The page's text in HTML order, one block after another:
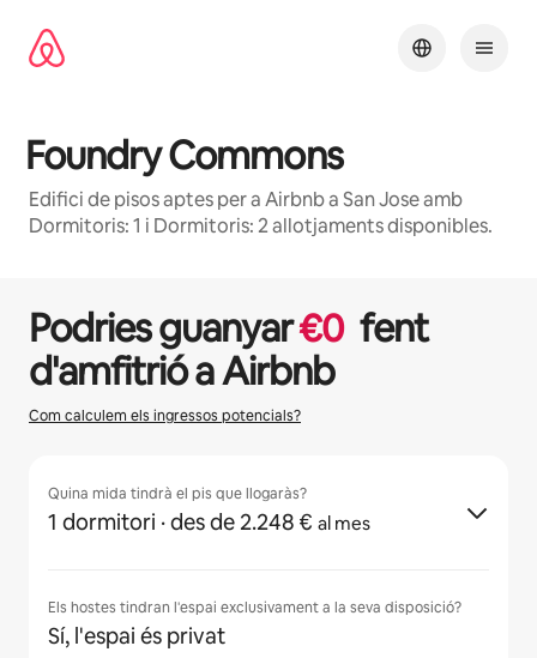
Foundry Commons
Edifici de pisos aptes per a Airbnb a San Jose amb
Dormitoris: 1 i Dormitoris: 2 allotjaments disponibles.
Podries guanyar€0 fent
d'amfitrió a Airbnb
Com calculem els ingressos potencials?
Quina mida tindrà el pis que llogaràs?
1 dormitori · des de 2.248 € al mes
Els hostes tindran l'espai exclusivament a la seva disposició?
Sí, l'espai és privat